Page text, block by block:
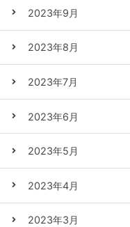
2023年9月
2023年8月
2023年7月
2023年6月
2023年5月
2023年4月
2023年3月